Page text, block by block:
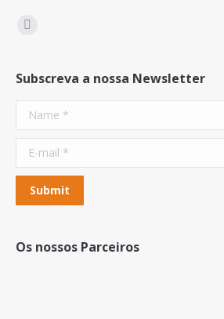
Find us on:
Subscreva a nossa Newsletter
Name *
E-mail *
Submit
Os nossos Parceiros